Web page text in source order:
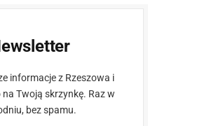
informacje z Rzeszowa i
Twoją skrzynkę. Raz w
bez spamu.